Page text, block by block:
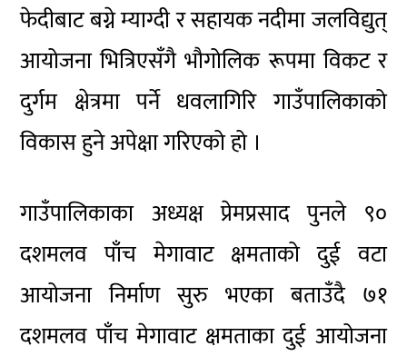
फेदीबाट बग्ने म्याग्दी र सहायक नदीमा जलविद्युत्
आयोजना भित्रिएसँगै भौगोलिक रूपमा विकट र
दुर्गम क्षेत्रमा पर्ने धवलागिरि गाउँपालिकाको
विकास हुने अपेक्षा गरिएको हो ।
गाउँपालिकाका अध्यक्ष प्रेमप्रसाद पुनले ९०
दशमलव पाँच मेगावाट क्षमताको दुई वटा
आयोजना निर्माण सुरु भएका बताउँदै ७१
दशमलव पाँच मेगावाट क्षमताका दुई आयोजना